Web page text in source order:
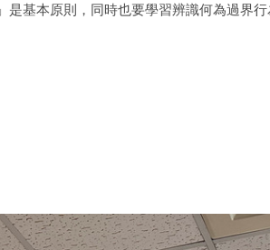
基本原則，同時也要學習辨識何為過界